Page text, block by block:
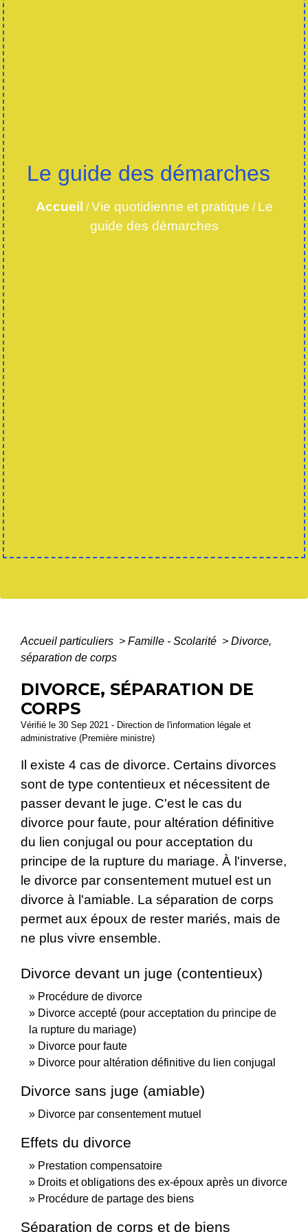
Le guide des démarches
Accueil /Vie quotidienne et pratique / Le
guide des démarches
Accueil particuliers > Famille - Scolarité > Divorce,
séparation de corps
DIVORCE, SÉPARATION DE
CORPS
Vérifié le 30 Sep 2021 - Direction de l'information légale et
administrative (Première ministre)
Il existe 4 cas de divorce. Certains divorces
sont de type contentieux et nécessitent de
passer devant le juge. C'est le cas du
divorce pour faute, pour altération définitive
du lien conjugal ou pour acceptation du
principe de la rupture du mariage. À l'inverse,
le divorce par consentement mutuel est un
divorce à l'amiable. La séparation de corps
permet aux époux de rester mariés, mais de
ne plus vivre ensemble.
Divorce devant un juge (contentieux)
Procédure de divorce
Divorce accepté (pour acceptation du principe de
la rupture du mariage)
Divorce pour faute
Divorce pour altération définitive du lien conjugal
Divorce sans juge (amiable)
Divorce par consentement mutuel
Effets du divorce
Prestation compensatoire
Droits et obligations des ex-époux après un divorce
Procédure de partage des biens
Séparation de corps et de biens